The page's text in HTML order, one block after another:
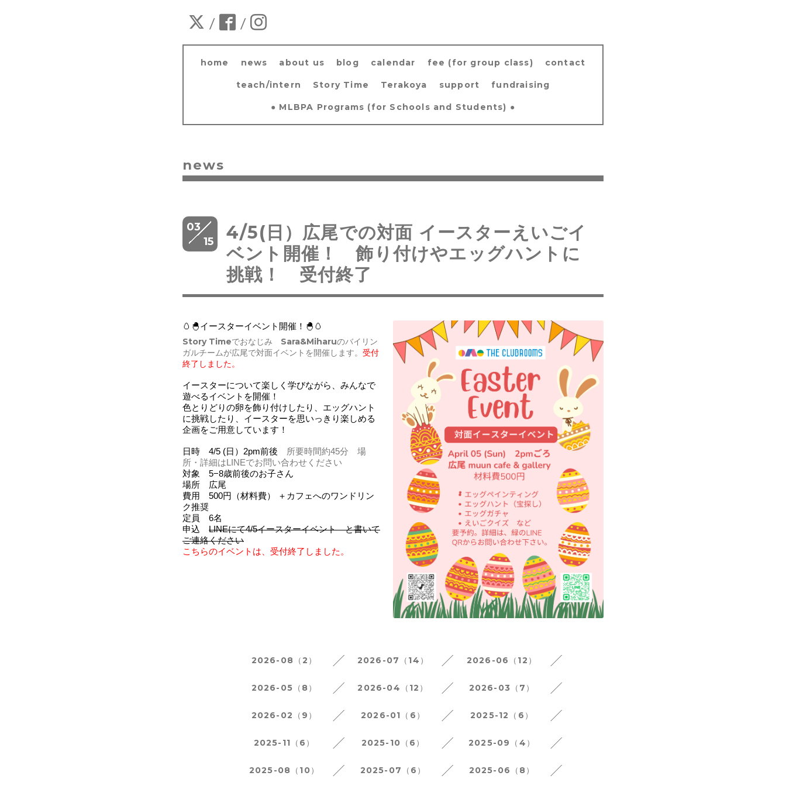
/ /
home news about us blog calendar fee (for group class) contact
teach/intern Story Time Terakoya support fundraising
● MLBPA Programs (for Schools and Students) ●
news
03
15
4/5(日）広尾での対面 イースターえいごイ
ベント開催！ 飾り付けやエッグハントに
挑戦！ 受付終了
🥚🐣イースターイベント開催！🐣🥚
Story Timeでおなじみ Sara&Miharuのバイリン
ガルチームが広尾で対面イベントを開催します。 受付
終了しました。
イースターについて楽しく学びながら、みんなで
遊べるイベントを開催！
色とりどりの卵を飾り付けしたり、エッグハント
に挑戦したり、イースターを思いっきり楽しめる
企画をご用意しています！
日時　4/5 (日）2pm前後
所要時間約45分 場
所・ 詳細はLINEでお問い合わせください
対象　5−8歳前後のお子さん
場所　広尾
費用　500円（材料費） ＋カフェへのワンドリン
ク推奨
定員　6名
申込 LINEにて4/5イースターイベント　と書いて
ご連絡ください
こちらのイベントは、受付終了しました。
2026-08（2） 2026-07（14） 2026-06（12）
2026-05（8） 2026-04（12） 2026-03（7）
2026-02（9） 2026-01（6） 2025-12（6）
2025-11（6） 2025-10（6） 2025-09（4）
2025-08（10） 2025-07（6） 2025-06（8）